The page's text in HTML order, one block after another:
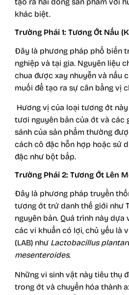
khác biệt.
Trường Phái 1: Tương Ớt Nấu
Đây là phương pháp phổ biến
nghiệp và tại gia. Nguyên liệu
chua được xay nhuyễn và nấu
muối để tạo ra sự cân bằng vị
Hương vị của loại tương ớt
tươi nguyên bản của ớt và các
sánh của sản phẩm thường
cách cô đặc hỗn hợp hoặc sử
đặc như bột bắp.
Trường Phái 2: Tương Ớt Lên
Đây là phương pháp truyền
tương ớt trứ danh thế giới như
nguyên bản. Quá trình này dựa
các vi khuẩn có lợi, chủ yếu là
(LAB) như Lactobacillus
mesenteroides.
Những vi sinh vật này tiêu thụ
trong ớt và chuyển hóa thành